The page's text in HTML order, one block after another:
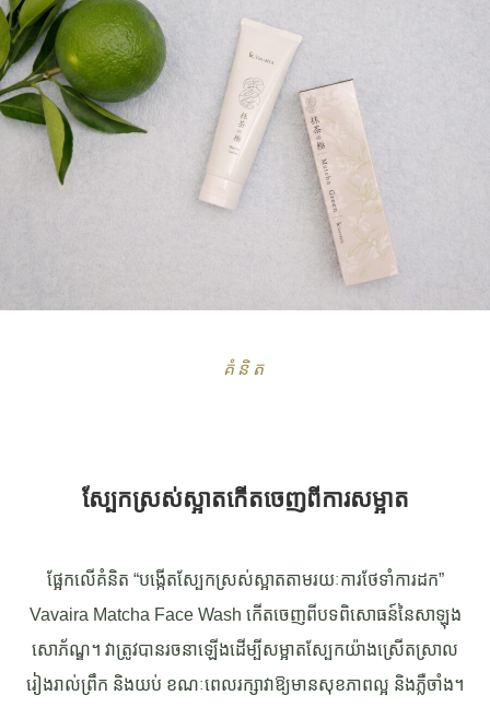
គំនិត
ស្បែកស្រស់ស្អាតកើតចេញពីការសម្អាត
ផ្អែកលើគំនិត “បង្កើតស្បែកស្រស់ស្អាតតាមរយៈការថែទាំការដក”
Vavaira Matcha Face Wash កើតចេញពីបទពិសោធន៍នៃសាឡុង
សោភ័ណ្ឌ។ វាត្រូវបានរចនាឡើងដើម្បីសម្អាតស្បែកយ៉ាងស្រើតស្រាល
រៀងរាល់ព្រឹក និងយប់ ខណៈពេលរក្សាវាឱ្យមានសុខភាពល្អ និងភ្លឺចាំង។